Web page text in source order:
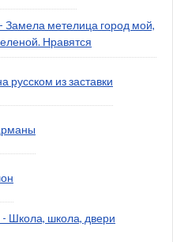
Замела метелица город мой,
Нравятся
русском из заставки
Школа, школа, двери